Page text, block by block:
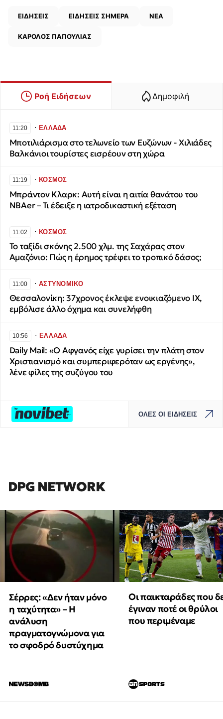
ΕΙΔΗΣΕΙΣ ΕΙΔΗΣΕΙΣ ΣΗΜΕΡΑ ΝΕΑ
ΚΑΡΟΛΟΣ ΠΑΠΟΥΛΙΑΣ
Ροή Ειδήσεων Δημοφιλή
11:20 ∙ΕΛΛΑΔΑ
Μποτιλιάρισμα στο τελωνείο των Ευζώνων - Χιλιάδες
Βαλκάνιοι τουρίστες εισρέουν στη χώρα
11:19 ∙ΚΟΣΜΟΣ
Μπράντον Κλαρκ: Αυτή είναι η αιτία θανάτου του
NBAer – Τι έδειξε η ιατροδικαστική εξέταση
11:02 ∙ΚΟΣΜΟΣ
Το ταξίδι σκόνης 2.500 χλμ. της Σαχάρας στον
Αμαζόνιο: Πώς η έρημος τρέφει το τροπικό δάσος;
11:00 ∙ΑΣΤΥΝΟΜΙΚΟ
Θεσσαλονίκη: 37χρονος έκλεψε ενοικιαζόμενο ΙΧ,
εμβόλισε άλλο όχημα και συνελήφθη
10:56 ∙ΕΛΛΑΔΑ
Daily Mail: «Ο Αφγανός είχε γυρίσει την πλάτη στον
Χριστιανισμό και συμπεριφερόταν ως εργένης»,
λένε φίλες της συζύγου του
ΟΛΕΣ ΟΙ ΕΙΔΗΣΕΙΣ
DPG NETWORK
Σέρρες: «Δεν ήταν μόνο
η ταχύτητα» – Η
ανάλυση
πραγματογνώμονα για
το σφοδρό δυστύχημα
Οι παικταράδες που
έγιναν ποτέ οι θρύλοι
που περιμέναμε